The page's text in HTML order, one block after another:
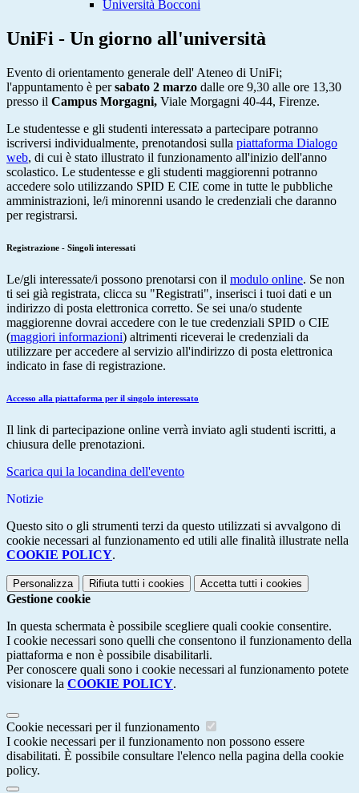
Università Bocconi
UniFi - Un giorno all'università
Evento di orientamento generale dell' Ateneo di UniFi;
l'appuntamento è persabato 2 marzo dalle ore 9,30 alle ore 13,30
presso il Campus Morgagni, Viale Morgagni 40-44, Firenze.
Le studentesse e gli studenti interessatə a partecipare potranno
iscriversi individualmente, prenotandosi sulla piattaforma Dialogo
web, di cui è stato illustrato il funzionamento all'inizio dell'anno
scolastico. Le studentesse e gli studenti maggiorenni potranno
accedere solo utilizzando SPID E CIE come in tutte le pubbliche
amministrazioni, le/i minorenni usando le credenziali che daranno
per registrarsi.
Registrazione - Singoli interessati
Le/gli interessate/i possono prenotarsi con il modulo online. Se non
ti sei già registrata, clicca su "Registrati", inserisci i tuoi dati e un
indirizzo di posta elettronica corretto. Se sei una/o studente
maggiorenne dovrai accedere con le tue credenziali SPID o CIE
(maggiori informazioni) altrimenti riceverai le credenziali da
utilizzare per accedere al servizio all'indirizzo di posta elettronica
indicato in fase di registrazione.
Accesso alla piattaforma per il singolo interessato
Il link di partecipazione online verrà inviato agli studenti iscritti, a
chiusura delle prenotazioni.
Scarica qui la locandina dell'evento
Notizie
Questo sito o gli strumenti terzi da questo utilizzati si avvalgono di
cookie necessari al funzionamento ed utili alle finalità illustrate nella
COOKIE POLICY.
Personalizza Rifiuta tutti i cookies Accetta tutti i cookies
Gestione cookie
In questa schermata è possibile scegliere quali cookie consentire.
I cookie necessari sono quelli che consentono il funzionamento della
piattaforma e non è possibile disabilitarli.
Per conoscere quali sono i cookie necessari al funzionamento potete
visionare la COOKIE POLICY.
Cookie necessari per il funzionamento
I cookie necessari per il funzionamento non possono essere
disabilitati. È possibile consultare l'elenco nella pagina della cookie
policy.